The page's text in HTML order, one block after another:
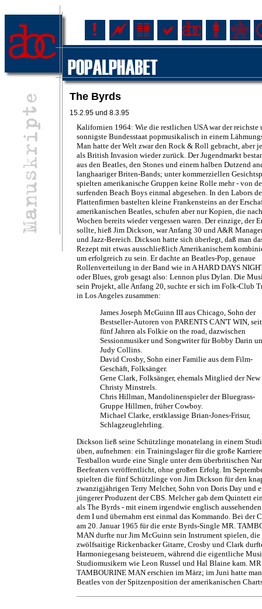
The Byrds
15.2.95 und 8.3.95
Kalifornien 1964: Wie die restlichen USA war der reichste
sonnigste Bundesstaat popmusikalisch in einem
Man hatte der Welt zwar den Rock & Roll gebracht, aber
als British Invasion wieder zurück. Der Jugendmarkt
aus den Beatles, den Stones und einem halben Dutzend
langhaariger Briten-Bands; unter kommerziellen
spielten amerikanische Gruppen keine Rolle mehr - von
surfenden Beach Boys einmal abgesehen. In den Labors
Plattenfirmen bastelten kleine Frankensteins an der
amerikanischen Beatles, schufen aber nur Kopien, die
Wochen bereits wieder vergessen waren. Der einzige, der
sollte, hieß Jim Dickson, war Anfang 30 und A&R
und Jazz-Bereich. Dickson hatte sich überlegt, daß man
Rezept mit etwas ausschließlich Amerikanischem
um erfolgreich zu sein. Er dachte an Beatles-Pop, genaue
Rollenverteilung in der Band wie in A HARD DAYS
oder Blues, grob gesagt also: Lennon plus Dylan. Die
sein Projekt, alle Anfang 20, suchte er sich im Folk-Club
in Los Angeles zusammen:
James Joseph McGuinn III aus Chicago, Sohn der
Bestseller-Autoren von PARENTS CAN'T WIN, seit
fünf Jahren als Folkie on the road, dazwischen
Sessionmusiker und Songwriter für Bobby Darin
Judy Collins.
David Crosby, Sohn einer Familie aus dem Film-
Geschäft, Folksänger.
Gene Clark, Folksänger, ehemals Mitglied der New
Christy Minstrels.
Chris Hillman, Mandolinenspieler der Bluegrass-
Gruppe Hillmen, früher Cowboy.
Michael Clarke, erstklassige Brian-Jones-Frisur,
Schlagzeuglehrling.
Dickson ließ seine Schützlinge monatelang in einem
üben, aufnehmen: ein Trainingslager für die große
Testballon wurde eine Single unter dem überbritischen
Beefeaters veröffentlicht, ohne großen Erfolg. Im
spielten die fünf Schützlinge von Jim Dickson für den
zwanzigjährigen Terry Melcher, Sohn von Doris Day und
jüngerer Produzent der CBS. Melcher gab dem Quintett
als The Byrds - mit einem irgendwie englisch
dem I und übernahm erst einmal das Kommando. Bei der
am 20. Januar 1965 für die erste Byrds-Single MR.
MAN durfte nur Jim McGuinn sein Instrument spielen, die
zwölfsaitige Rickenbacker Gitarre, Crosby und Clark
Harmoniegesang beisteuern, während die eigentliche
Studiomusikern wie Leon Russel und Hal Blaine kam.
TAMBOURINE MAN erschien im März; im Juni hatte
Beatles von der Spitzenposition der amerikanischen